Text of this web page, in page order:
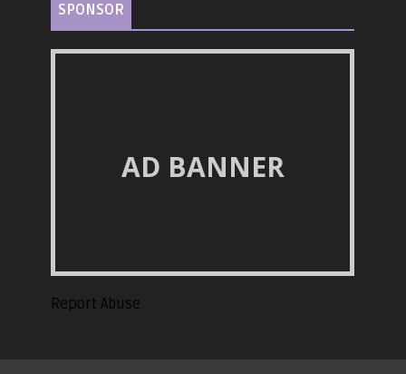
SPONSOR
AD BANNER
Report Abuse